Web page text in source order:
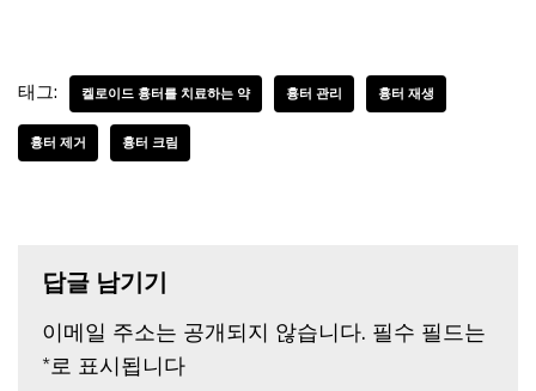
태그: 켈로이드 흉터를 치료하는 약 흉터 관리 흉터 재생
흉터 제거 흉터 크림
답글 남기기
이메일 주소는 공개되지 않습니다. 필수 필드는
*로 표시됩니다